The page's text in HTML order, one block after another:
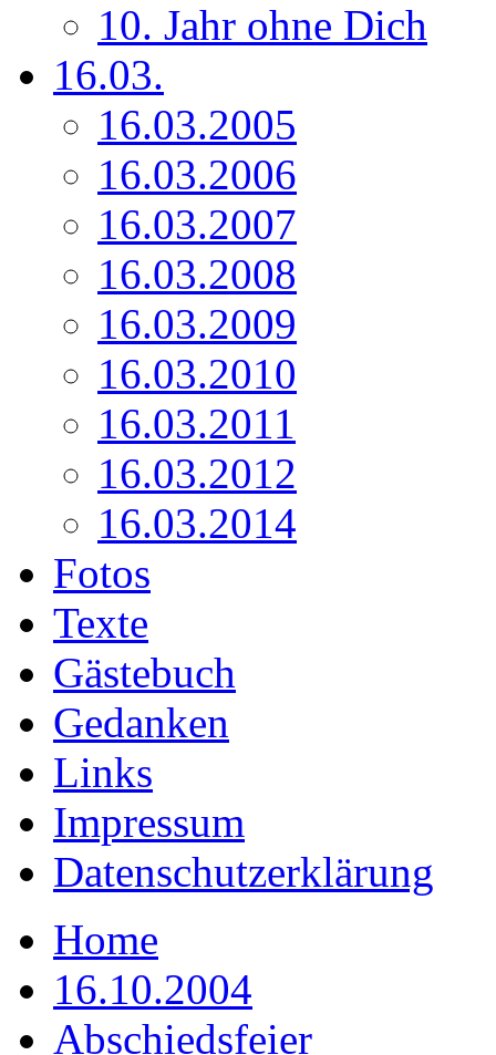
10. Jahr ohne Dich
16.03.
16.03.2005
16.03.2006
16.03.2007
16.03.2008
16.03.2009
16.03.2010
16.03.2011
16.03.2012
16.03.2014
Fotos
Texte
Gästebuch
Gedanken
Links
Impressum
Datenschutzerklärung
Home
16.10.2004
Abschiedsfeier